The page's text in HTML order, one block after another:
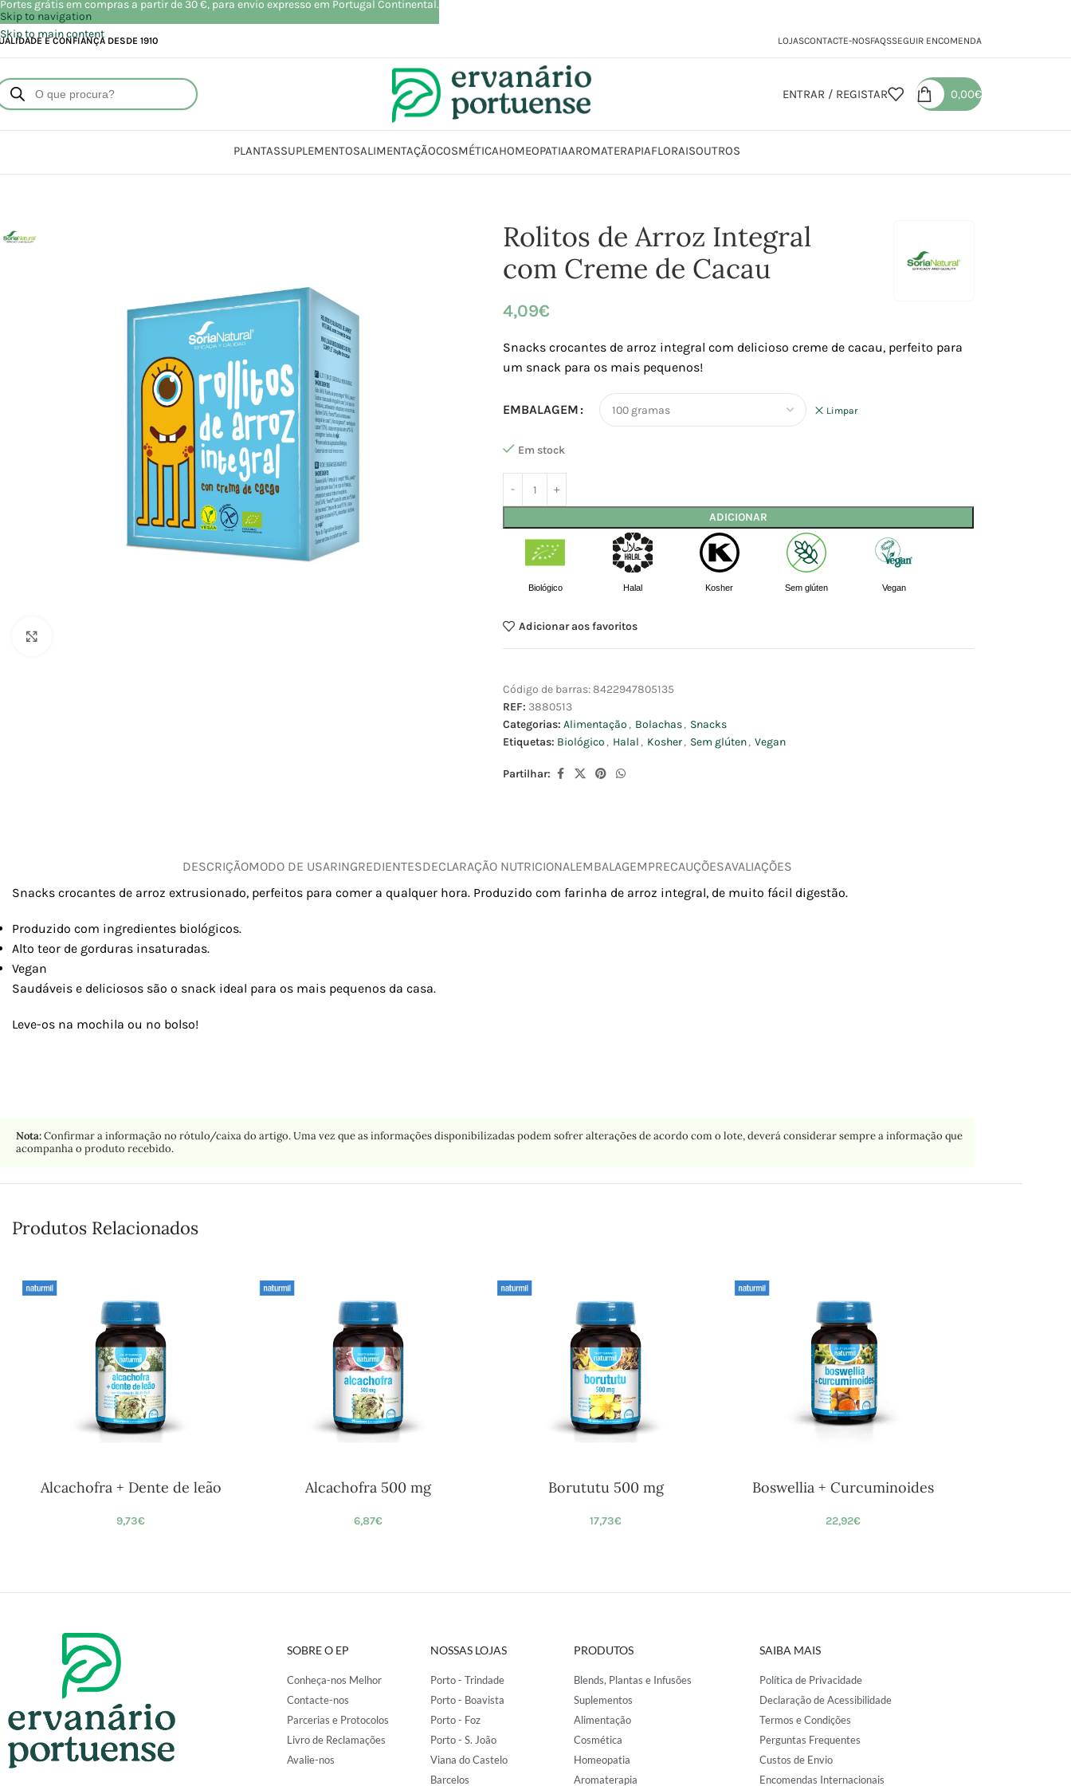
Skip to navigation
Skip to main content
E CONFIANÇA DESDE 1910 LOJASCONTACTE-NOSFAQSSEGUIR ENCOMENDA
ENTRAR / REGISTAR 0,00€
PLANTASSUPLEMENTOSALIMENTAÇÃOCOSMÉTICAHOMEOPATIAAROMATERAPIAFLORAISOUTROS
Rolitos de Arroz Integral
com Creme de Cacau
4,09€
Snacks crocantes de arroz integral com delicioso creme de cacau, perfeito para
um snack para os mais pequenos!
EMBALAGEM Limpar
Em stock
ADICIONAR
Biológico Halal Kosher Sem glúten Vegan
Adicionar aos favoritos
Código de barras:8422947805135
REF: 3880513
Categorias: Alimentação , Bolachas, Snacks
Etiquetas: Biológico , Halal , Kosher, Sem glúten, Vegan
Partilhar:
DESCRIÇÃOMODO DE USARINGREDIENTESDECLARAÇÃO NUTRICIONAL EMBALAGEMPRECAUÇÕESAVALIAÇÕES
Snacks crocantes de arroz extrusionado, perfeitos para comer a qualquer hora. Produzido com farinha de arroz integral, de muito fácil digestão.
Produzido com ingredientes biológicos.
Alto teor de gorduras insaturadas.
Vegan
Saudáveis e deliciosos são o snack ideal para os mais pequenos da casa.
Leve-os na mochila ou no bolso!
Nota:Confirmar a informação no rótulo/caixa do artigo. Uma vez que as informações disponibilizadas podem sofrer alterações de acordo com o lote, deverá considerar sempre a informação que
acompanha o produto recebido.
Produtos Relacionados
Alcachofra + Dente de leão
9,73€
Alcachofra 500 mg
6,87€
Borututu 500 mg
17,73€
Boswellia + Curcuminoides
22,92€
SOBRE O EP
Conheça-nos Melhor
Contacte-nos
Parcerias e Protocolos
Livro de Reclamações
Avalie-nos
NOSSAS LOJAS
Porto - Trindade
Porto - Boavista
Porto - Foz
Porto - S. João
Viana do Castelo
Barcelos
PRODUTOS
Blends, Plantas e Infusões
Suplementos
Alimentação
Cosmética
Homeopatia
Aromaterapia
SAIBA MAIS
Política de Privacidade
Declaração de Acessibilidade
Termos e Condições
Perguntas Frequentes
Custos de Envio
Encomendas Internacionais
Portes grátis em compras a partir de 30 €, para envio expresso em Portugal Continental.